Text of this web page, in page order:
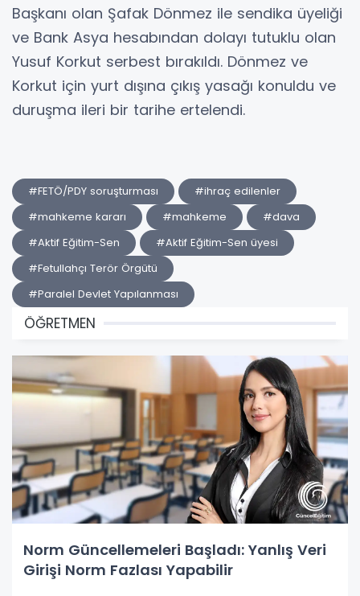
Başkanı olan Şafak Dönmez ile sendika üyeliği
ve Bank Asya hesabından dolayı tutuklu olan
Yusuf Korkut serbest bırakıldı. Dönmez ve
Korkut için yurt dışına çıkış yasağı konuldu ve
duruşma ileri bir tarihe ertelendi.
#FETÖ/PDY soruşturması
#ihraç edilenler
#mahkeme kararı
#mahkeme
#dava
#Aktif Eğitim-Sen
#Aktif Eğitim-Sen üyesi
#Fetullahçı Terör Örgütü
#Paralel Devlet Yapılanması
ÖĞRETMEN
Norm Güncellemeleri Başladı: Yanlış Veri
Girişi Norm Fazlası Yapabilir